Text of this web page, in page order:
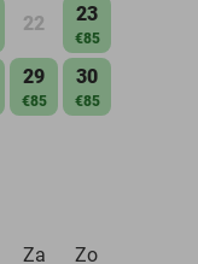
22 23
€85
29
€85
30
€85
Za Zo